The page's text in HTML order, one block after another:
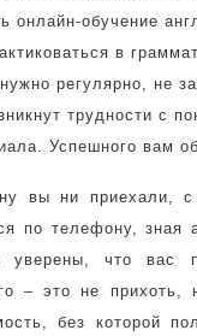
онлайн-обучение
в
регулярно, не
трудности с
Успешного вам
вы ни приехали,
по телефону, зная
что вас
– это не
без которой